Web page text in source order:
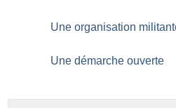
Une organisation
Une démarche ouverte